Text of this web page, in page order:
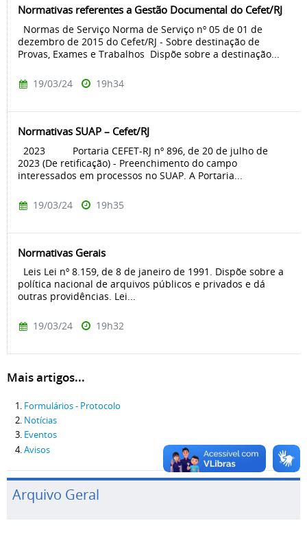
Normativas referentes a Gestão Documental do Cefet/RJ
Normas de Serviço Norma de Serviço nº 05 de 01 de
dezembro de 2015 do Cefet/RJ - Sobre destinação de
Provas, Exames e Trabalhos Dispõe sobre a destinação...
19/03/24 19h34
Normativas SUAP – Cefet/RJ
2023 Portaria CEFET-RJ nº 896, de 20 de julho de
2023 (De retificação) - Preenchimento do campo
interessados em processos no SUAP. A Portaria...
19/03/24 19h35
Normativas Gerais
Leis Lei nº 8.159, de 8 de janeiro de 1991. Dispõe sobre a
política nacional de arquivos públicos e privados e dá
outras providências. Lei...
19/03/24 19h32
Mais artigos...
Formulários - Protocolo
Notícias
Eventos
Avisos
Arquivo Geral